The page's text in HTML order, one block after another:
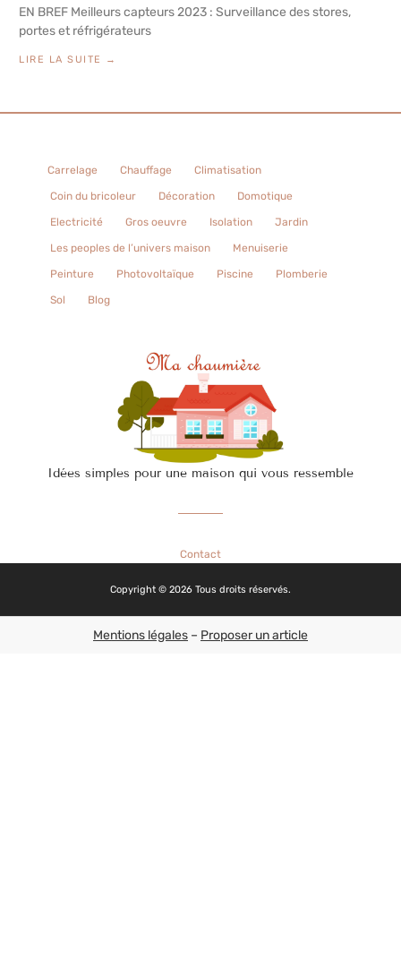
EN BREF Meilleurs capteurs 2023 : Surveillance des stores,
portes et réfrigérateurs
LIRE LA SUITE →
Idées simples pour une maison qui vous ressemble
Carrelage Chauffage Climatisation
Coin du bricoleur Décoration Domotique
Electricité Gros oeuvre Isolation Jardin
Les peoples de l’univers maison Menuiserie
Peinture Photovoltaïque Piscine Plomberie
Sol Blog
Contact
Copyright © 2026 Tous droits réservés.
Mentions légales – Proposer un article